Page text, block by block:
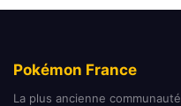
Pokémon France
La plus ancienne communauté